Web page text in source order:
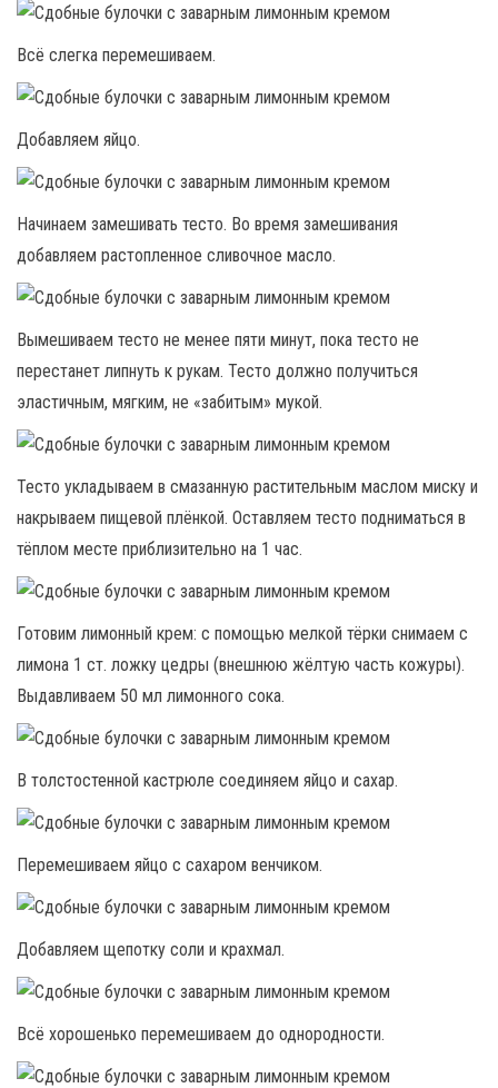
Всё слегка перемешиваем.
Добавляем яйцо.
Начинаем замешивать тесто. Во время замешивания
добавляем растопленное сливочное масло.
Вымешиваем тесто не менее пяти минут, пока тесто не
перестанет липнуть к рукам. Тесто должно получиться
эластичным, мягким, не «забитым» мукой.
Тесто укладываем в смазанную растительным маслом миску и
накрываем пищевой плёнкой. Оставляем тесто подниматься в
тёплом месте приблизительно на 1 час.
Готовим лимонный крем: с помощью мелкой тёрки снимаем с
лимона 1 ст. ложку цедры (внешнюю жёлтую часть кожуры).
Выдавливаем 50 мл лимонного сока.
В толстостенной кастрюле соединяем яйцо и сахар.
Перемешиваем яйцо с сахаром венчиком.
Добавляем щепотку соли и крахмал.
Всё хорошенько перемешиваем до однородности.